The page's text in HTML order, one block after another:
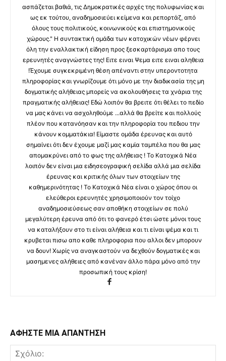
ασπάζεται βαθιά, τις Δημοκρατικές αρχές της πολυφωνίας και
ως εκ τούτου, αναδημοσιεύει κείμενα και ρεπορτάζ, από
όλους τους πολιτικούς, κοινωνικούς και επιστημονικούς
χώρους." Η συντακτική ομάδα των κατοχικών νέων φέρνει
όλη την εναλλακτική είδηση προς ξεσκαρτάρισμα απο τους
ερευνητές αναγνώστες της! Ειτε ειναι Ψεμα ειτε ειναι αληθεια
!Έχουμε συγκεκριμένη θέση απέναντι στην υπεροντοτητα
πληροφορίας και γνωρίζουμε ότι μόνο με την διαδικασία της μη
δογματικής αλήθειας μπορείς να ακολουθήσεις τα χνάρια της
πραγματικής αλήθειας! Εδώ λοιπόν θα βρειτε ότι θέλει το πεδίο
να μας κάνει να ασχοληθούμε ...αλλά θα βρείτε και πολλούς
πλέον που κατανόησαν και την πληροφορία του πεδιου την
κάνουν κομματάκια! Είμαστε ομάδα έρευνας και αυτό
σημαίνει ότι δεν έχουμε μαζί μας καμία ταμπέλα που θα μας
απομακρύνει από το φως της αλήθειας ! Το Κατοχικά Νέα
λοιπόν δεν είναι μια ειδησεογραφική σελίδα αλλά μια σελίδα
έρευνας και κριτικής όλων των στοιχείων της
καθημερινότητας ! Το Κατοχικά Νέα είναι ο χώρος όπου οι
ελεύθεροι ερευνητές χρησιμοποιούν τον τοίχο
αναδημοσιεύσεως σαν αποθήκη στοιχείων σε πολύ
μεγαλύτερη έρευνα από ότι το φανερό έτσι ώστε μόνοι τους
να καταλήξουν στο τι είναι αλήθεια και τι είναι ψέμα και τι
κρυβεται πισω απο καθε πληροφορια που αλλοι δεν μπορουν
να δουν! Χωρίς να αναγκαστούν να δεχθούν δογματικές και
μασημενες αλήθειες από κανέναν άλλο πάρα μόνο από την
προσωπική τους κρίση!
ΑΦΗΣΤΕ ΜΙΑ ΑΠΑΝΤΗΣΗ